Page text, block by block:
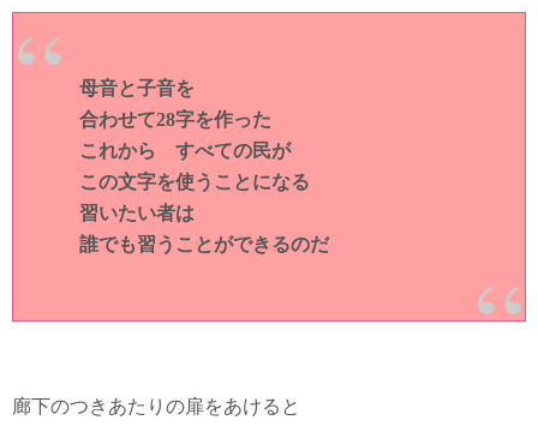
母音と子音を
合わせて28字を作った
これから すべての民が
この文字を使うことになる
習いたい者は
誰でも習うことができるのだ
廊下のつきあたりの扉をあけると